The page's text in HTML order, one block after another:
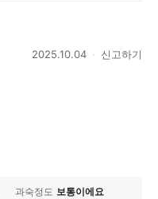
2025.10.04 신고하기
과숙정도 보통이에요